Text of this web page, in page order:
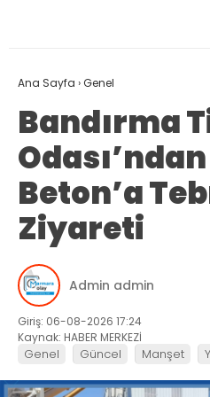
Ana Sayfa ›Genel
Bandırma
Beton’a
Ziyareti
Admin admin
Giriş: 06-08-2026 17:24
Kaynak: HABER MERKEZİ
Genel Güncel Manşet